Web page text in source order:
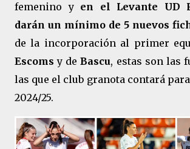
femenino y en el Levante UD
darán un mínimo de 5 nuevos
de la incorporación al primer
Escoms y deBascu, estas son las
las que el club granota contará
2024/25.